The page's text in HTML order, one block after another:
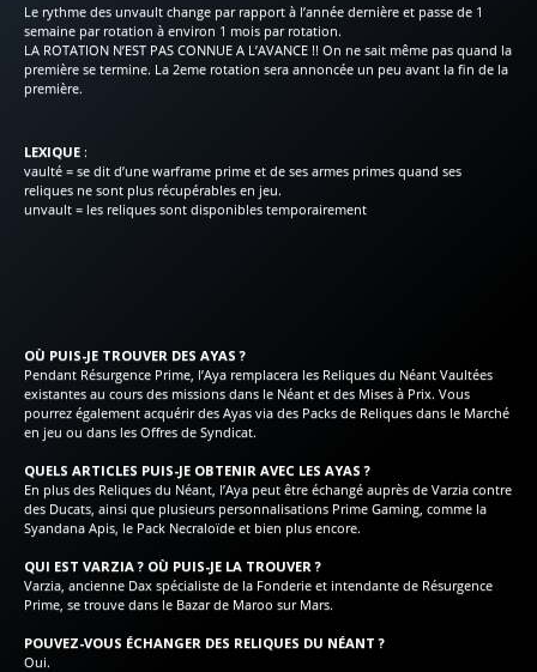
Le rythme des unvault change par rapport à l’année dernière et passe de 1
semaine par rotation à environ 1 mois par rotation.
LA ROTATION N’EST PAS CONNUE A L’AVANCE !! On ne sait même pas quand la
première se termine. La 2eme rotation sera annoncée un peu avant la fin de la
première.
LEXIQUE :
vaulté = se dit d’une warframe prime et de ses armes primes quand ses
reliques ne sont plus récupérables en jeu.
unvault = les reliques sont disponibles temporairement
OÙ PUIS-JE TROUVER DES AYAS ?
Pendant Résurgence Prime, l’Aya remplacera les Reliques du Néant Vaultées
existantes au cours des missions dans le Néant et des Mises à Prix. Vous
pourrez également acquérir des Ayas via des Packs de Reliques dans le Marché
en jeu ou dans les Offres de Syndicat.
QUELS ARTICLES PUIS-JE OBTENIR AVEC LES AYAS ?
En plus des Reliques du Néant, l’Aya peut être échangé auprès de Varzia contre
des Ducats, ainsi que plusieurs personnalisations Prime Gaming, comme la
Syandana Apis, le Pack Necraloïde et bien plus encore.
QUI EST VARZIA ? OÙ PUIS-JE LA TROUVER ?
Varzia, ancienne Dax spécialiste de la Fonderie et intendante de Résurgence
Prime, se trouve dans le Bazar de Maroo sur Mars.
POUVEZ-VOUS ÉCHANGER DES RELIQUES DU NÉANT ?
Oui.